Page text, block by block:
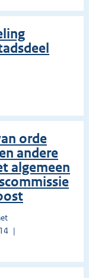
orde
andere
algemeen